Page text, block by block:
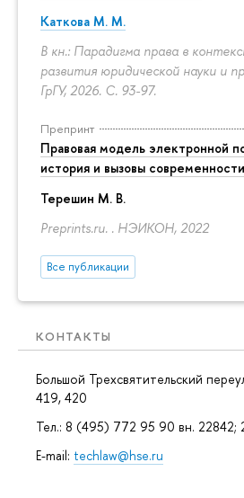
Каткова М. М.
В кн.: Парадигма права в
развития юридической науки и
ГрГУ, 2026. С. 93-97.
Препринт
Правовая модель электронной
история и вызовы современности
Терешин М. В.
Preprints.ru. . НЭИКОН, 2022
Все публикации
КОНТАКТЫ
Большой Трехсвятительский
419, 420
Тел.: 8 (495) 772 95 90 вн. 22842;
E-mail: techlaw@hse.ru